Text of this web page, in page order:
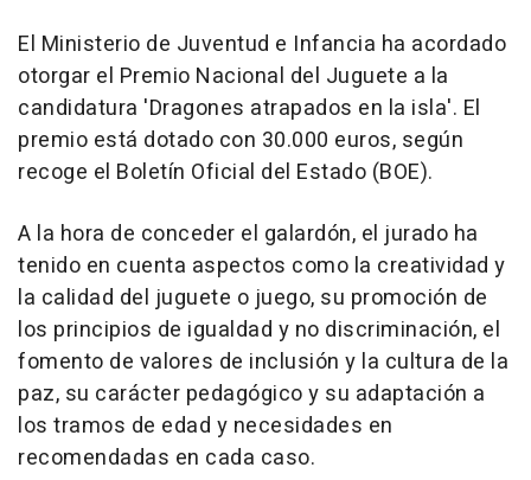
El Ministerio de Juventud e Infancia ha acordado
otorgar el Premio Nacional del Juguete a la
candidatura 'Dragones atrapados en la isla'. El
premio está dotado con 30.000 euros, según
recoge el Boletín Oficial del Estado (BOE).
A la hora de conceder el galardón, el jurado ha
tenido en cuenta aspectos como la creatividad y
la calidad del juguete o juego, su promoción de
los principios de igualdad y no discriminación, el
fomento de valores de inclusión y la cultura de la
paz, su carácter pedagógico y su adaptación a
los tramos de edad y necesidades en
recomendadas en cada caso.